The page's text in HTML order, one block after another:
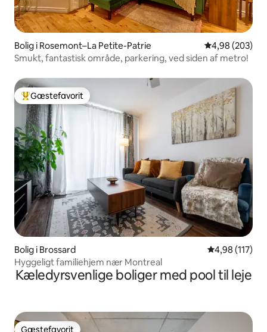
Bolig i Rosemont–La Petite-Patrie 4,98 ud af 5 i
4,98 (203)
Smukt, fantastisk område, parkering, ved siden af metro!
Bedste gæstefavorit
Gæstefavorit
Bolig i Brossard 4,98 ud af 5 i
4,98 (117)
Hyggeligt familiehjem nær Montreal
Kæledyrsvenlige boliger med pool til leje
Gæstefavorit